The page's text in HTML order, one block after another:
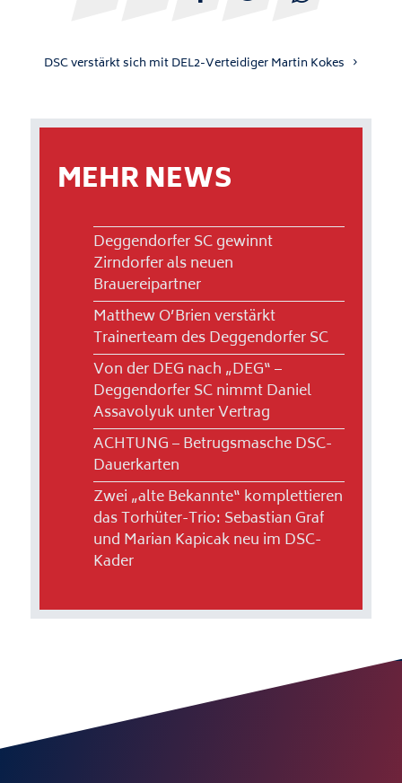
DSC verstärkt sich mit DEL2-Verteidiger Martin Kokes
MEHR NEWS
Deggendorfer SC gewinnt
Zirndorfer als neuen
Brauereipartner
Matthew O’Brien verstärkt
Trainerteam des Deggendorfer SC
Von der DEG nach „DEG“ –
Deggendorfer SC nimmt Daniel
Assavolyuk unter Vertrag
ACHTUNG – Betrugsmasche DSC-
Dauerkarten
Zwei „alte Bekannte“ komplettieren
das Torhüter-Trio: Sebastian Graf
und Marian Kapicak neu im DSC-
Kader